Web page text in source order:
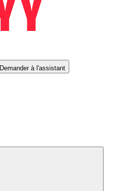
Demander à l'assistant